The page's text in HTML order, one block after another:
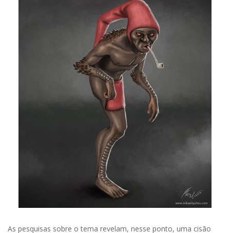
As pesquisas sobre o tema revelam, nesse ponto, uma cisão